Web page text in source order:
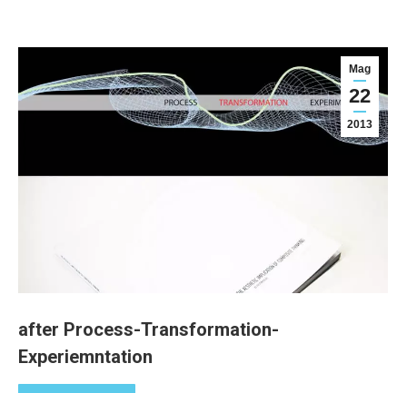
Mag
22
2013
after Process-Transformation-
Experiemntation